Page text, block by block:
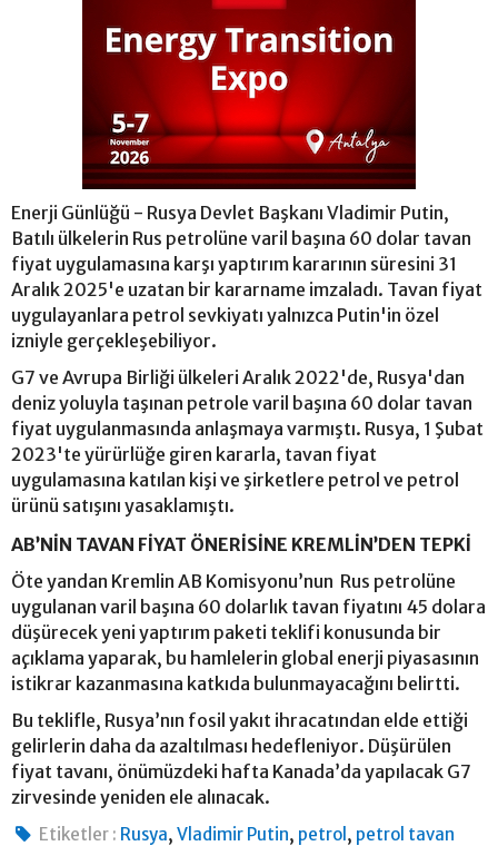
Enerji Günlüğü - Rusya Devlet Başkanı Vladimir Putin,
Batılı ülkelerin Rus petrolüne varil başına 60 dolar tavan
fiyat uygulamasına karşı yaptırım kararının süresini 31
Aralık 2025'e uzatan bir kararname imzaladı. Tavan fiyat
uygulayanlara petrol sevkiyatı yalnızca Putin'in özel
izniyle gerçekleşebiliyor.
G7 ve Avrupa Birliği ülkeleri Aralık 2022'de, Rusya'dan
deniz yoluyla taşınan petrole varil başına 60 dolar tavan
fiyat uygulanmasında anlaşmaya varmıştı. Rusya, 1 Şubat
2023'te yürürlüğe giren kararla, tavan fiyat
uygulamasına katılan kişi ve şirketlere petrol ve petrol
ürünü satışını yasaklamıştı.
AB’NİN TAVAN FİYAT ÖNERİSİNE KREMLİN’DEN TEPKİ
Öte yandan Kremlin AB Komisyonu’nun Rus petrolüne
uygulanan varil başına 60 dolarlık tavan fiyatını 45 dolara
düşürecek yeni yaptırım paketi teklifi konusunda bir
açıklama yaparak, bu hamlelerin global enerji piyasasının
istikrar kazanmasına katkıda bulunmayacağını belirtti.
Bu teklifle, Rusya’nın fosil yakıt ihracatından elde ettiği
gelirlerin daha da azaltılması hedefleniyor. Düşürülen
fiyat tavanı, önümüzdeki hafta Kanada’da yapılacak G7
zirvesinde yeniden ele alınacak.
Etiketler : Rusya,Vladimir Putin, petrol , petrol tavan